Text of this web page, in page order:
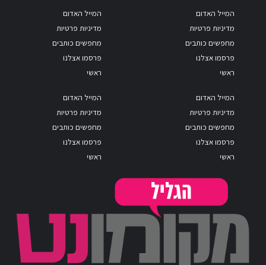
המייל האדום
מדיניות פרטיות
מחפשים כותבים
פרסמו אצלנו
ראשי
המייל האדום
מדיניות פרטיות
מחפשים כותבים
פרסמו אצלנו
ראשי
המייל האדום
מדיניות פרטיות
מחפשים כותבים
פרסמו אצלנו
ראשי
המייל האדום
מדיניות פרטיות
מחפשים כותבים
פרסמו אצלנו
ראשי